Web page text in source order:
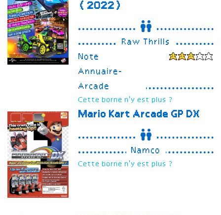
(2022)
Raw Thrills
Note
Annuaire-
Arcade
Cette borne n'y est plus ?
Mario Kart Arcade GP DX
Namco
Cette borne n'y est plus ?